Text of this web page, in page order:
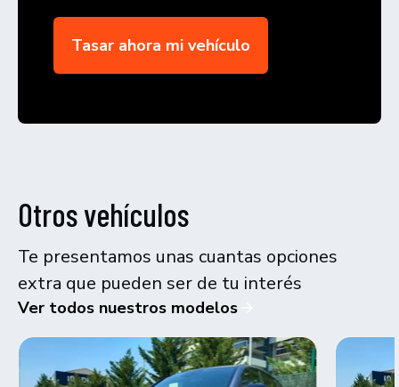
Tasar ahora mi vehículo
Otros vehículos
Te presentamos unas cuantas opciones
extra que pueden ser de tu interés
Ver todos nuestros modelos